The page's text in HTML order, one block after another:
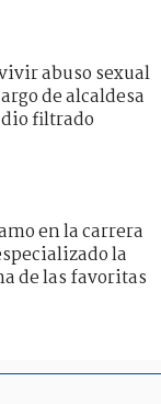
abuso sexual
de alcaldesa
filtrado
en la carrera
la
de las favoritas